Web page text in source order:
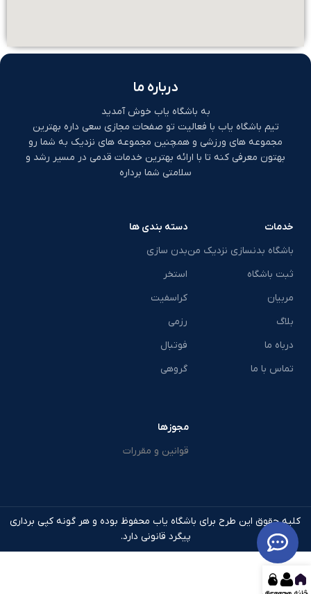
درباره ما
به باشگاه یاب خوش آمدید
تیم باشگاه یاب با فعالیت تو صفحات مجازی سعی داره بهترین
مجموعه های ورزشی و همچنین مجموعه های نزدیک به شما رو
بهتون معرفی کنه تا با ارائه بهترین خدمات قدمی در مسیر رشد و
سلامتی شما برداره
خدمات
باشگاه بدنسازی نزدیک من
ثبت باشگاه
مربیان
بلاگ
درباه ما
تماس با ما
دسته بندی ها
بدن سازی
استخر
کراسفیت
رزمی
فوتبال
گروهی
مجوزها
قوانین و مقررات
کلیه حقوق این طرح برای باشگاه یاب محفوظ بوده و هر گونه کپی برداری
پیگرد قانونی دارد.